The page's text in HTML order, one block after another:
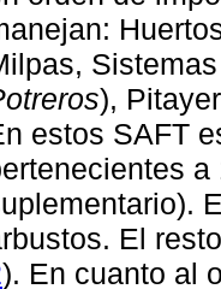
),
estos SAFT
El
). En cuanto al